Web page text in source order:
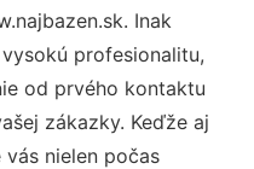
Inak
profesionalitu,
od prvého kontaktu
zákazky. Keďže aj
nielen počas